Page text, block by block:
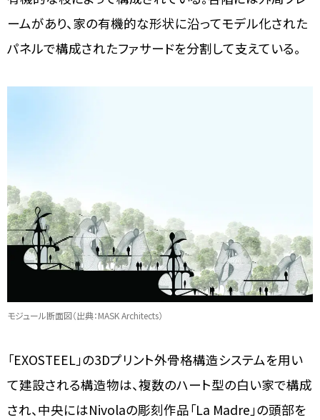
ームがあり、家の有機的な形状に沿ってモデル化された
パネルで構成されたファサードを分割して支えている。
モジュール断面図（出典：MASK Architects）
「EXOSTEEL」の3Dプリント外骨格構造システムを用い
て建設される構造物は、複数のハート型の白い家で構成
され、中央にはNivolaの彫刻作品「La Madre」の頭部を